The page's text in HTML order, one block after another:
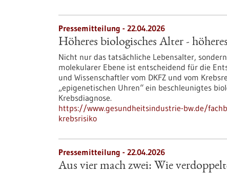
Pressemitteilung - 22.04.2026
Höheres biologisches Alter -
Nicht nur das tatsächliche Lebensalter,
molekularer Ebene ist entscheidend für die
und Wissenschaftler vom DKFZ und vom
„epigenetischen Uhren“ ein beschleunigtes
Krebsdiagnose.
https://www.gesundheitsindustrie-bw.de/
krebsrisiko
Pressemitteilung - 22.04.2026
Aus vier mach zwei: Wie